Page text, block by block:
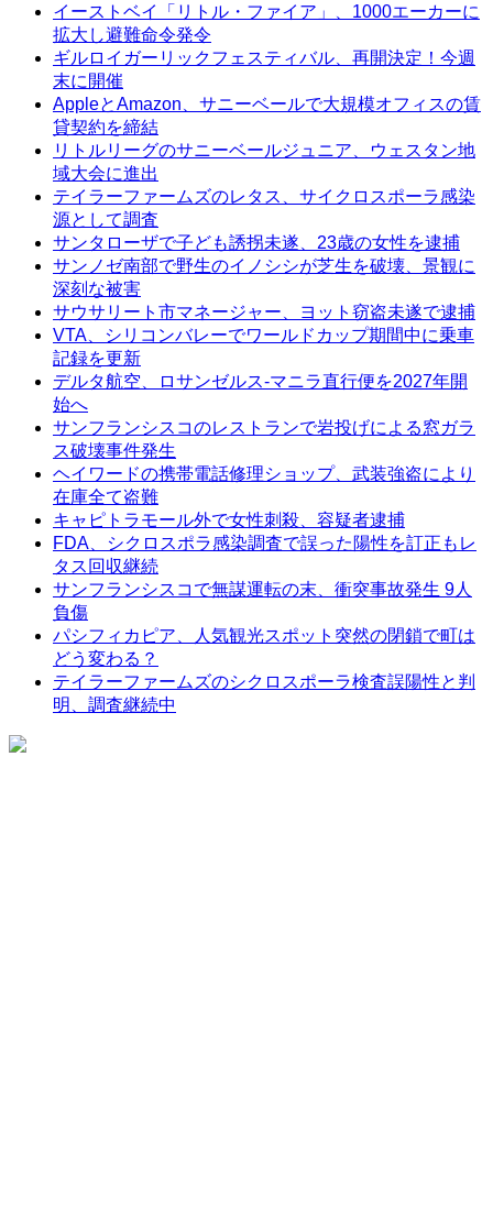
イーストベイ「リトル・ファイア」、1000エーカーに
拡大し避難命令発令
ギルロイガーリックフェスティバル、再開決定！今週
末に開催
AppleとAmazon、サニーベールで大規模オフィスの賃
貸契約を締結
リトルリーグのサニーベールジュニア、ウェスタン地
域大会に進出
テイラーファームズのレタス、サイクロスポーラ感染
源として調査
サンタローザで子ども誘拐未遂、23歳の女性を逮捕
サンノゼ南部で野生のイノシシが芝生を破壊、景観に
深刻な被害
サウサリート市マネージャー、ヨット窃盗未遂で逮捕
VTA、シリコンバレーでワールドカップ期間中に乗車
記録を更新
デルタ航空、ロサンゼルス-マニラ直行便を2027年開
始へ
サンフランシスコのレストランで岩投げによる窓ガラ
ス破壊事件発生
ヘイワードの携帯電話修理ショップ、武装強盗により
在庫全て盗難
キャピトラモール外で女性刺殺、容疑者逮捕
FDA、シクロスポラ感染調査で誤った陽性を訂正もレ
タス回収継続
サンフランシスコで無謀運転の末、衝突事故発生 9人
負傷
パシフィカピア、人気観光スポット突然の閉鎖で町は
どう変わる？
テイラーファームズのシクロスポーラ検査誤陽性と判
明、調査継続中